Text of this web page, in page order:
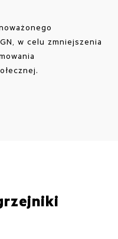
w celu zmniejszenia